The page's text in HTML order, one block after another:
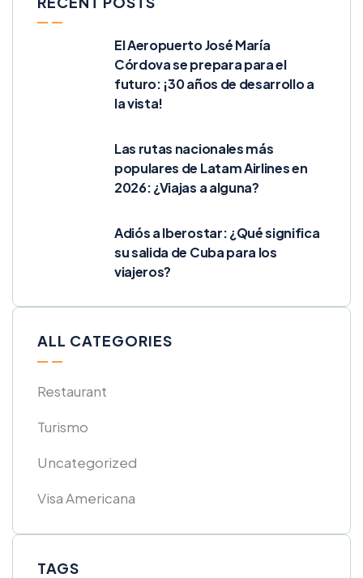
El Aeropuerto José María
Córdova se prepara para el
futuro: ¡30 años de desarrollo a
la vista!
Las rutas nacionales más
populares de Latam Airlines en
2026: ¿Viajas a alguna?
Adiós a Iberostar: ¿Qué significa
su salida de Cuba para los
viajeros?
ALL CATEGORIES
Restaurant
Turismo
Uncategorized
Visa Americana
TAGS